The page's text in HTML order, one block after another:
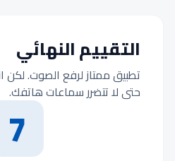
التقييم النهائي
تطبيق ممتاز لرفع الصوت. لكن
حتى لا تتضرر سماعات هاتفك.
7